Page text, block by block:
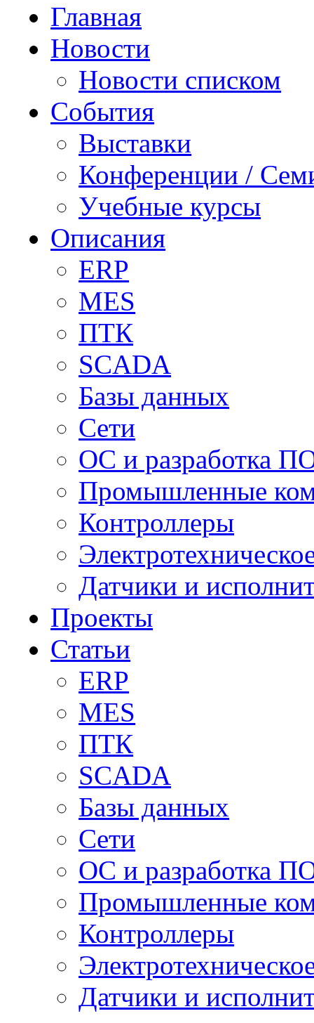
Главная
Новости
Новости списком
События
Выставки
Конференции /
Учебные курсы
Описания
ERP
MES
ПТК
SCADA
Базы данных
Сети
ОС и разработка
Промышленные
Контроллеры
Датчики и
Проекты
Статьи
ERP
MES
ПТК
SCADA
Базы данных
Сети
ОС и разработка
Промышленные
Контроллеры
Датчики и